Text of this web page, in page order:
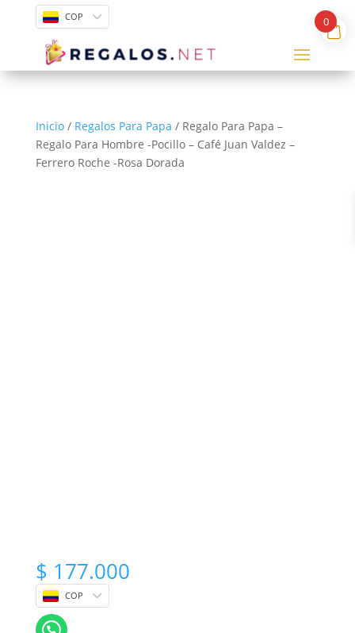
COP
Inicio/ Regalos Para Papa / Regalo Para Papa –
Regalo Para Hombre -Pocillo – Café Juan Valdez –
Ferrero Roche -Rosa Dorada
$ 177.000
COP
0